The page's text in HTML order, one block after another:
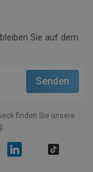
Sie auf dem
finden Sie unsere